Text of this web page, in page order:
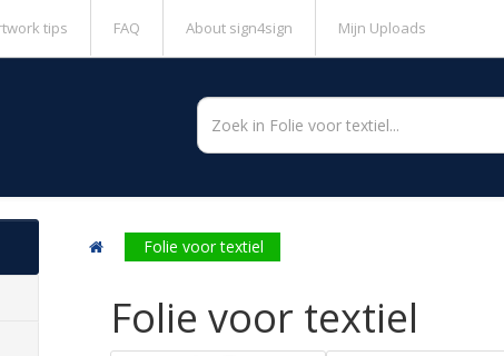
tips FAQ About sign4sign Mijn Uploads
Folie voor textiel
Folie voor textiel